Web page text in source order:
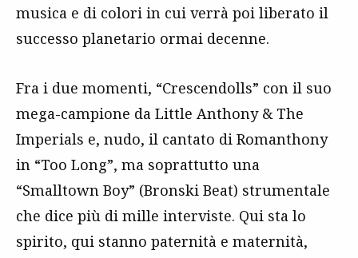
musica e di colori in cui verrà poi liberato il
successo planetario ormai decenne.
Fra i due momenti, “Crescendolls” con il suo
mega-campione da Little Anthony & The
Imperials e, nudo, il cantato di Romanthony
in “Too Long”, ma soprattutto una
“Smalltown Boy” (Bronski Beat) strumentale
che dice più di mille interviste. Qui sta lo
spirito, qui stanno paternità e maternità,